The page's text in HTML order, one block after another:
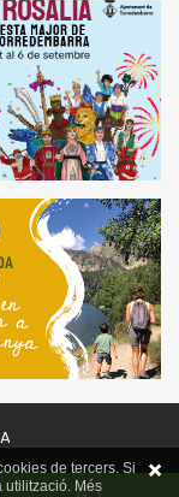
de tercers. Si
utilització. Més